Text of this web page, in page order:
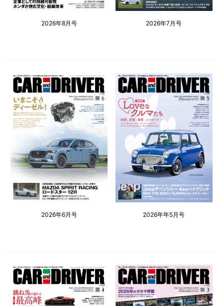
2026年8月号 2026年7月号
2026年6月号 2026年年5月号